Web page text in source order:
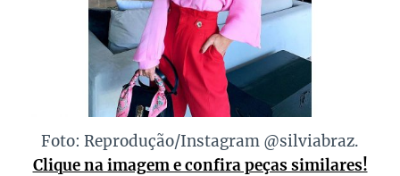
Foto: Reprodução/Instagram @silviabraz.
Clique na imagem e confira peças similares!